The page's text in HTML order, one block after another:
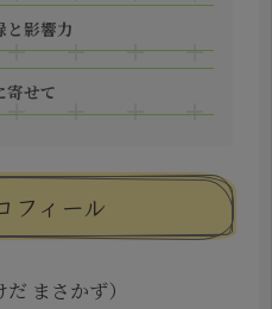
と影響力
寄せて
フィール
まさかず）